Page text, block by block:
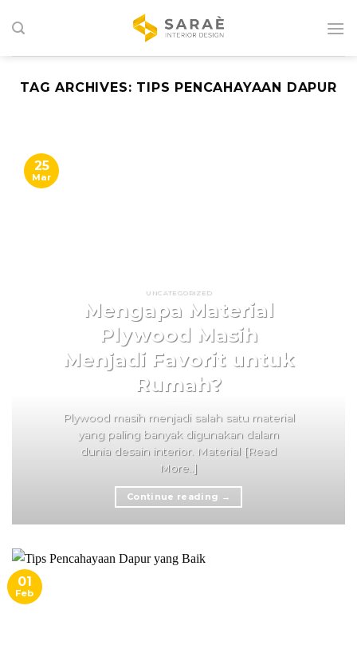
to
TAG ARCHIVES: TIPS PENCAHAYAAN DAPUR
UNCATEGORIZED
Mengapa Material
Plywood Masih
Menjadi Favorit untuk
Rumah?
Plywood masih menjadi salah satu material
yang paling banyak digunakan dalam
dunia desain interior. Material [Read
More..]
Continue reading →
25
Mar
01
Feb